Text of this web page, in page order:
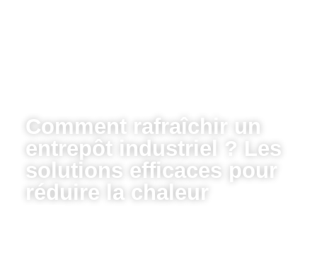
Comment rafraîchir un
entrepôt industriel ? Les
solutions efficaces pour
réduire la chaleur